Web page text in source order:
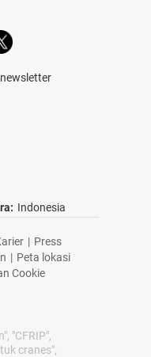
Indonesia
| Press
| Peta lokasi
Cookie
"CFRIP",
cranes",